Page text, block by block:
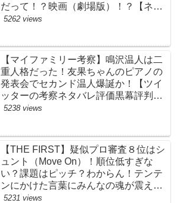
だって！？映画（劇場版）！？【ネッ
トの考察ネタバレ感想まとめ・最終
5262 views
【マイファミリー考察】鳴沢温人は二
重人格だった！友果ちゃんのピアノの
発表会でセカンド温人爆誕か！【ツイ
ッターの考察ネタバレ評価黒幕評判感
想批判原作犯人キャスト脚本あらすじ
5238 views
【THE FIRST】疑似プロ審査８位はシ
ュント（Move On）！順位低すぎな
い？課題はピッチ？わからん！テンテ
ンにかけた言葉にみんなの魂が震えて
ます…【ザファースト・ネットのネタ
5231 views